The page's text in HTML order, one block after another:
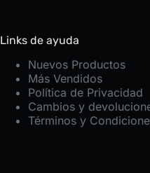
Links de ayuda
Nuevos Productos
Más Vendidos
Política de Privacidad
Cambios y
Términos y